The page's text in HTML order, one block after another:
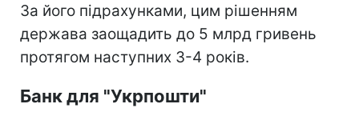
За його підрахунками, цим рішенням
держава заощадить до 5 млрд гривень
протягом наступних 3-4 років.
Банк для "Укрпошти"